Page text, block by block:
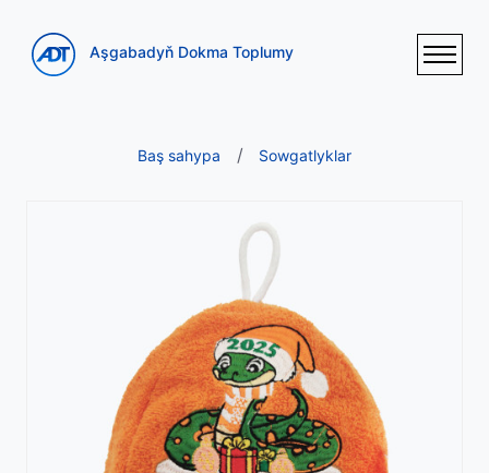
Aşgabadyň Dokma Toplumy
Baş sahypa Sowgatlyklar